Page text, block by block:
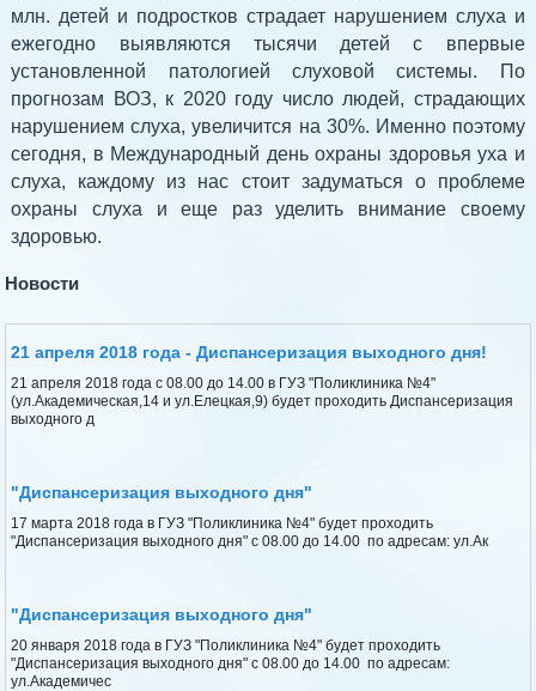
млн. детей и подростков страдает нарушением слуха и
ежегодно выявляются тысячи детей с впервые
установленной патологией слуховой системы. По
прогнозам ВОЗ, к 2020 году число людей, страдающих
нарушением слуха, увеличится на 30%. Именно поэтому
сегодня, в Международный день охраны здоровья уха и
слуха, каждому из нас стоит задуматься о проблеме
охраны слуха и еще раз уделить внимание своему
здоровью.
Новости
21 апреля 2018 года - Диспансеризация выходного дня!
21 апреля 2018 года с 08.00 до 14.00 в ГУЗ "Поликлиника №4"
(ул.Академическая,14 и ул.Елецкая,9) будет проходить Диспансеризация
выходного д
"Диспансеризация выходного дня"
17 марта 2018 года в ГУЗ "Поликлиника №4" будет проходить
"Диспансеризация выходного дня" с 08.00 до 14.00 по адресам: ул.Ак
"Диспансеризация выходного дня"
20 января 2018 года в ГУЗ "Поликлиника №4" будет проходить
"Диспансеризация выходного дня" с 08.00 до 14.00 по адресам:
ул.Академичес